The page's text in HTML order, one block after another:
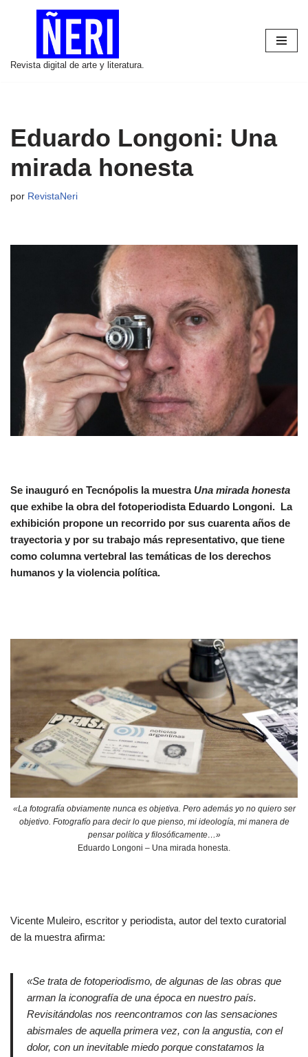
contenido
Revista digital de arte y literatura.
Eduardo Longoni: Una
mirada honesta
por RevistaNeri
Se inauguró en Tecnópolis la muestra Una mirada honesta
que exhibe la obra del fotoperiodista Eduardo Longoni. La
exhibición propone un recorrido por sus cuarenta años de
trayectoria y por su trabajo más representativo, que tiene
como columna vertebral las temáticas de los derechos
humanos y la violencia política.
«La fotografía obviamente nunca es objetiva. Pero además yo no quiero ser
objetivo. Fotografío para decir lo que pienso, mi ideología, mi manera de
pensar política y filosóficamente…»
Eduardo Longoni – Una mirada honesta.
Vicente Muleiro, escritor y periodista, autor del texto curatorial
de la muestra afirma:
«Se trata de fotoperiodismo, de algunas de las obras que
arman la iconografía de una época en nuestro país.
Revisitándolas nos reencontramos con las sensaciones
abismales de aquella primera vez, con la angustia, con el
dolor, con un inevitable miedo porque constatamos la